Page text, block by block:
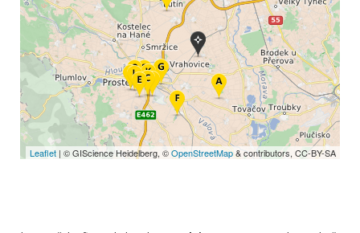
Leaflet | © GIScience Heidelberg, ©OpenStreetMap& contributors, CC-BY-SA